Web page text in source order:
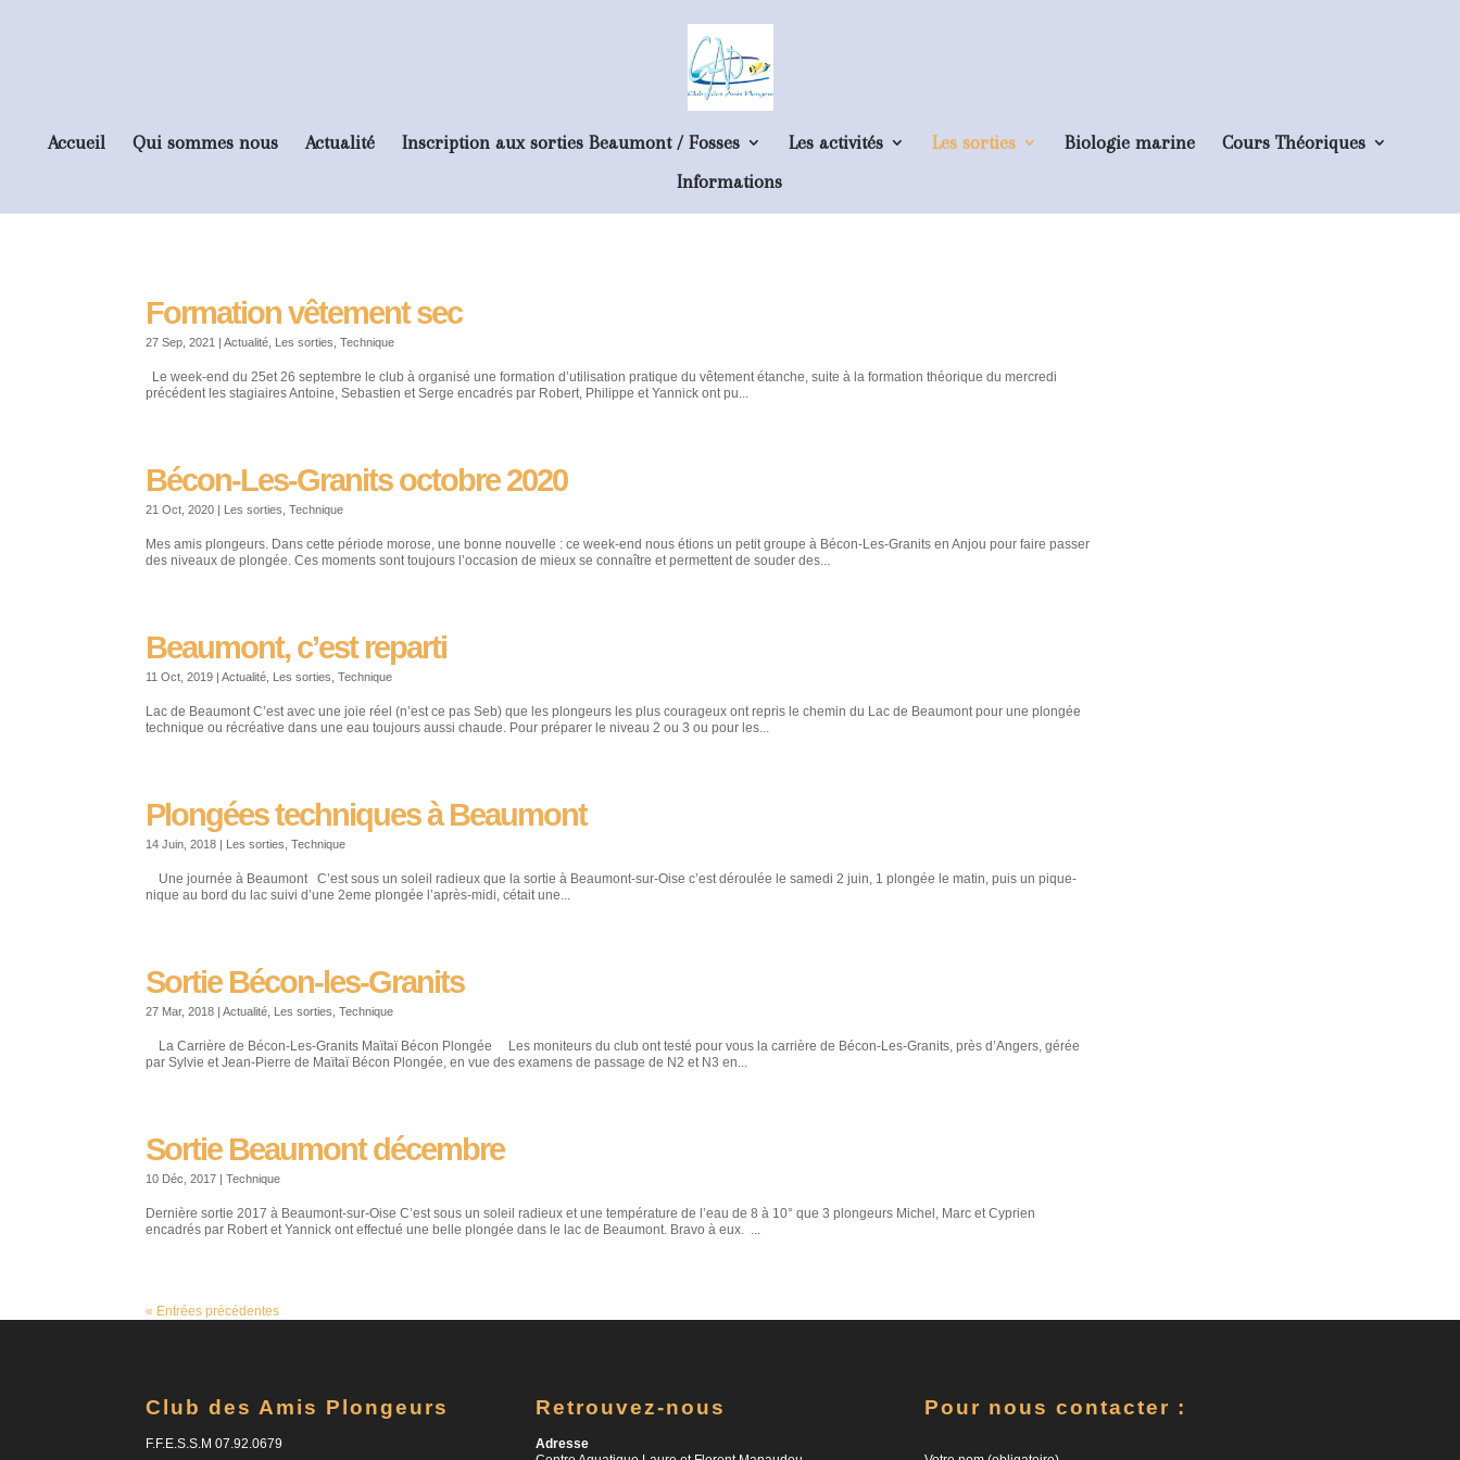
Accueil Qui sommes nous Actualité Inscription aux sorties Beaumont / Fosses Les activités Les sorties Biologie marine
Cours Théoriques
Informations
Formation vêtement sec
27 Sep, 2021 |Actualité Les sorties ,Technique
Le week-end du 25et 26 septembre le club à organisé une formation d’utilisation pratique du vêtement étanche, suite à la formation théorique du mercredi
précédent les stagiaires Antoine, Sebastien et Serge encadrés par Robert, Philippe et Yannick ont pu...
Bécon-Les-Granits octobre 2020
21 Oct, 2020 | Les sorties ,Technique
Mes amis plongeurs. Dans cette période morose, une bonne nouvelle : ce week-end nous étions un petit groupe à Bécon-Les-Granits en Anjou pour faire passer
des niveaux de plongée. Ces moments sont toujours l’occasion de mieux se connaître et permettent de souder des...
Beaumont, c’est reparti
11 Oct, 2019 |Actualité Les sorties ,Technique
Lac de Beaumont C’est avec une joie réel (n’est ce pas Seb) que les plongeurs les plus courageux ont repris le chemin du Lac de Beaumont pour une plongée
technique ou récréative dans une eau toujours aussi chaude. Pour préparer le niveau 2 ou 3 ou pour les...
Plongées techniques à Beaumont
14 Juin, 2018 | Les sorties ,Technique
Une journée à Beaumont C’est sous un soleil radieux que la sortie à Beaumont-sur-Oise c’est déroulée le samedi 2 juin, 1 plongée le matin, puis un pique-
nique au bord du lac suivi d’une 2eme plongée l’après-midi, cétait une...
Sortie Bécon-les-Granits
27 Mar, 2018 |Actualité Les sorties ,Technique
La Carrière de Bécon-Les-Granits Maïtaï Bécon Plongée Les moniteurs du club ont testé pour vous la carrière de Bécon-Les-Granits, près d’Angers, gérée
par Sylvie et Jean-Pierre de Maïtaï Bécon Plongée, en vue des examens de passage de N2 et N3 en...
Sortie Beaumont décembre
10 Déc, 2017 |Technique
Dernière sortie 2017 à Beaumont-sur-Oise C’est sous un soleil radieux et une température de l’eau de 8 à 10° que 3 plongeurs Michel, Marc et Cyprien
encadrés par Robert et Yannick ont effectué une belle plongée dans le lac de Beaumont. Bravo à eux. ...
« Entrées précédentes
Club des Amis Plongeurs
F.F.E.S.S.M 07.92.0679
Retrouvez-nous
Adresse
Pour nous contacter :